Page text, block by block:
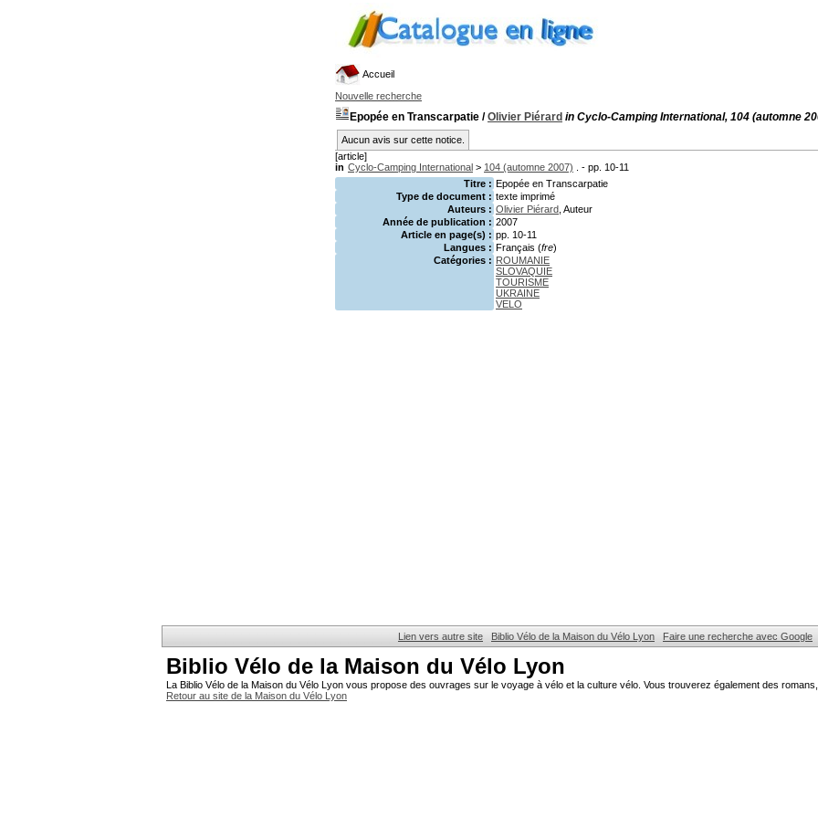
Accueil
Nouvelle recherche
Epopée en Transcarpatie /Olivier Piérard in Cyclo-Camping International, 104 (automne
Aucun avis sur cette notice.
[article]
in Cyclo-Camping International > 104 (automne 2007) . - pp. 10-11
Titre : Epopée en Transcarpatie
Type de document : texte imprimé
Auteurs : Olivier Piérard , Auteur
Année de publication : 2007
Article en page(s) : pp. 10-11
Langues : Français (fre)
Catégories : ROUMANIE
SLOVAQUIE
TOURISME
UKRAINE
VELO
Lien vers autre site Biblio Vélo de la Maison du Vélo Lyon Faire une recherche avec Google
Biblio Vélo de la Maison du Vélo Lyon
La Biblio Vélo de la Maison du Vélo Lyon vous propose des ouvrages sur le voyage à vélo et la culture vélo. Vous trouverez également des
Retour au site de la Maison du Vélo Lyon